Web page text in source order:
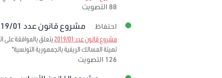
88 التصويت
احتفاظ مشروع قانون عدد 2019/01 برمته
مشروع قانون عدد 2019/01
تهيئة المسالك الريفية بالجمهورية التونسية"
126 التصويت